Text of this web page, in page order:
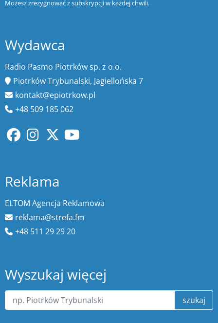
Możesz zrezygnować z subskrypcji w każdej chwili.
Wydawca
Radio Pasmo Piotrków sp. z o.o.
Piotrków Trybunalski, Jagiellońska 7
kontakt@epiotrkow.pl
+48 509 185 062
Reklama
ELTOM Agencja Reklamowa
reklama@strefa.fm
+48 511 29 29 20
Wyszukaj więcej
szukaj